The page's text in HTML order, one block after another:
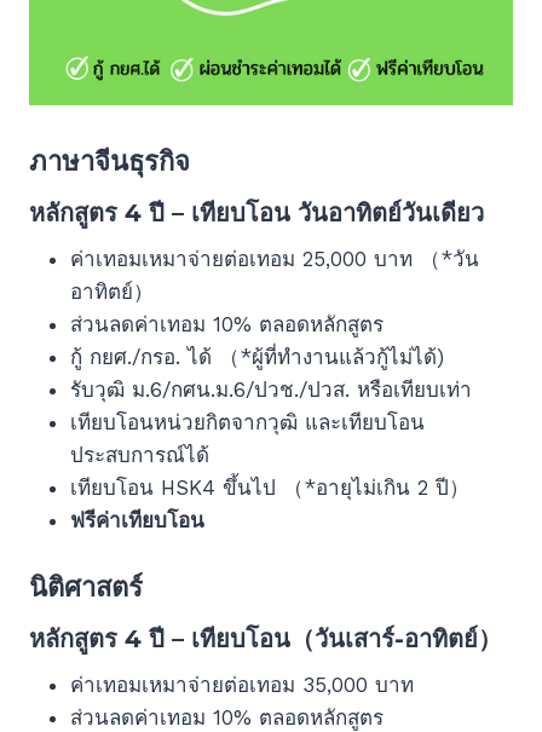
ภาษาจีนธุรกิจ
หลักสูตร 4 ปี – เทียบโอน วันอาทิตย์วันเดียว
ค่าเทอมเหมาจ่ายต่อเทอม 25,000 บาท （*วัน
อาทิตย์）
ส่วนลดค่าเทอม 10% ตลอดหลักสูตร
กู้ กยศ./กรอ. ได้ （*ผู้ที่ทำงานแล้วกู้ไม่ได้)
รับวุฒิ ม.6/กศน.ม.6/ปวช./ปวส. หรือเทียบเท่า
เทียบโอนหน่วยกิตจากวุฒิ และเทียบโอน
ประสบการณ์ได้
เทียบโอน HSK4 ขึ้นไป （*อายุไม่เกิน 2 ปี）
ฟรีค่าเทียบโอน
นิติศาสตร์
หลักสูตร 4 ปี – เทียบโอน（วันเสาร์-อาทิตย์）
ค่าเทอมเหมาจ่ายต่อเทอม 35,000 บาท
ส่วนลดค่าเทอม 10% ตลอดหลักสูตร